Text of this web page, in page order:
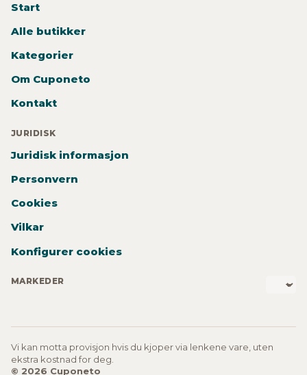
Start
Alle butikker
Kategorier
Om Cuponeto
Kontakt
JURIDISK
Juridisk informasjon
Personvern
Cookies
Vilkar
Konfigurer cookies
MARKEDER
Vi kan motta provisjon hvis du kjoper via lenkene vare, uten
ekstra kostnad for deg.
© 2026 Cuponeto